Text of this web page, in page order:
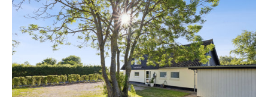
Krajbjergvej
Vorre,
8541
Skødstrup